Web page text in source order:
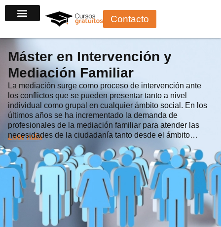
al
Contacto
Máster en Intervención y
Mediación Familiar
La mediación surge como proceso de intervención ante
los conflictos que se pueden presentar tanto a nivel
individual como grupal en cualquier ámbito social. En los
últimos años se ha incrementado la demanda de
profesionales de la mediación familiar para atender las
necesidades de la ciudadanía tanto desde el ámbito…
Leer más